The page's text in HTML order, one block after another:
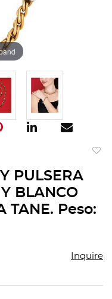
PULSERA
BLANCO
TANE. Peso:
Inquire